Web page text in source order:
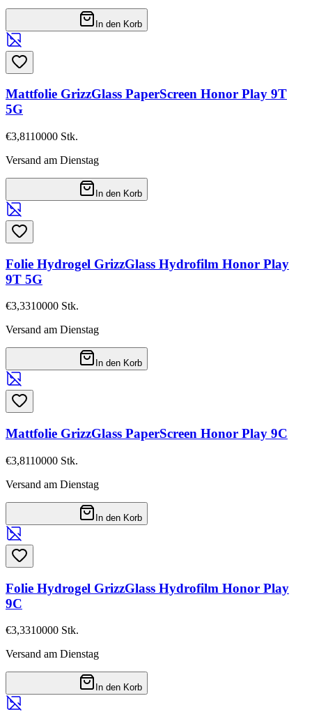
In den Korb
Mattfolie GrizzGlass PaperScreen Honor Play 9T
5G
€3,8110000 Stk.
Versand am Dienstag
In den Korb
Folie Hydrogel GrizzGlass Hydrofilm Honor Play
9T 5G
€3,3310000 Stk.
Versand am Dienstag
In den Korb
Mattfolie GrizzGlass PaperScreen Honor Play 9C
€3,8110000 Stk.
Versand am Dienstag
In den Korb
Folie Hydrogel GrizzGlass Hydrofilm Honor Play
9C
€3,3310000 Stk.
Versand am Dienstag
In den Korb